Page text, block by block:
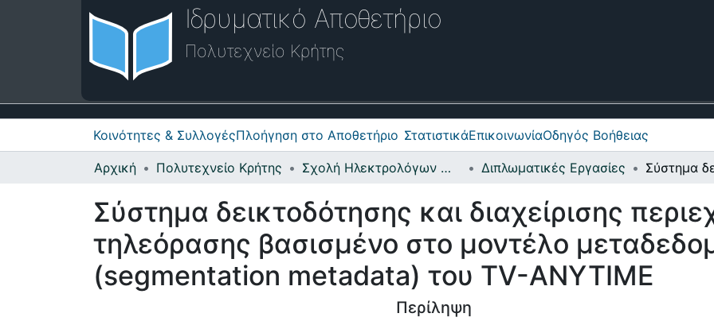
Ιδρυματικό Αποθετήριο
Πολυτεχνείο Κρήτης
Κοινότητες & ΣυλλογέςΠλοήγηση στο Αποθετήριο ΣτατιστικάΕπικοινωνίαΟδηγός Βοήθειας
Αρχική Πολυτεχνείο Κρήτης Σχολή Ηλεκτρολόγων Μηχανικών και Μηχανικών Υπολογιστών Διπλωματικές Εργασίες
Σύστημα δεικτοδότησης και διαχείρισης
τηλεόρασης βασισμένο στο μοντέλο
(segmentation metadata) του TV-ANYTIME
Περίληψη